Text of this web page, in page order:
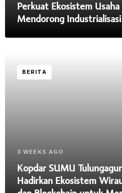
Perkuat Ekosistem
Mendorong
BERITA
3 WEEKS AGO
Kopdar SUMU
Hadirkan Ekosistem